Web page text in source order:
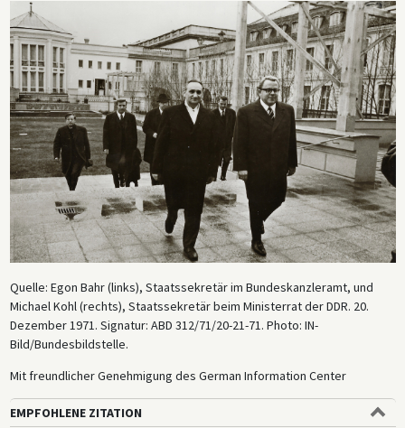
Quelle: Egon Bahr (links), Staatssekretär im Bundeskanzleramt, und
Michael Kohl (rechts), Staatssekretär beim Ministerrat der DDR. 20.
Dezember 1971. Signatur: ABD 312/71/20-21-71. Photo: IN-
Bild/Bundesbildstelle.
Mit freundlicher Genehmigung des German Information Center
EMPFOHLENE ZITATION